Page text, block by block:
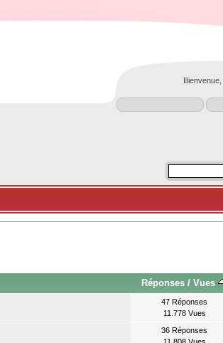
Bienvenue,
Réponses / Vues
47 Réponses
11.778 Vues
36 Réponses